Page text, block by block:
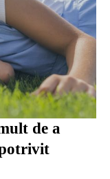
de a